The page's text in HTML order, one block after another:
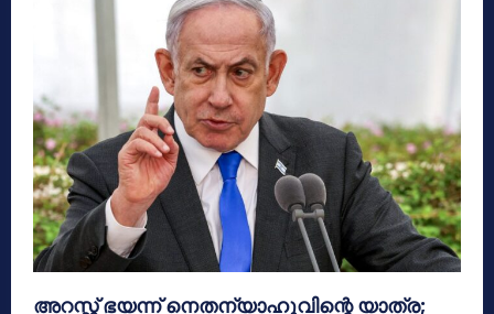
അറസ്റ്റ് ഭയന്ന് നെതന്യാഹുവിന്റെ യാത്ര;